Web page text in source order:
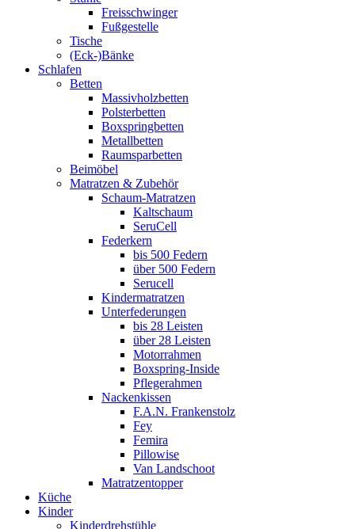
Freisschwinger
Fußgestelle
Tische
(Eck-)Bänke
Schlafen
Betten
Massivholzbetten
Polsterbetten
Boxspringbetten
Metallbetten
Raumsparbetten
Beimöbel
Matratzen & Zubehör
Schaum-Matratzen
Kaltschaum
SeruCell
Federkern
bis 500 Federn
über 500 Federn
Serucell
Kindermatratzen
Unterfederungen
bis 28 Leisten
über 28 Leisten
Motorrahmen
Boxspring-Inside
Pflegerahmen
Nackenkissen
F.A.N. Frankenstolz
Fey
Femira
Pillowise
Van Landschoot
Matratzentopper
Küche
Kinder
Kinderdrehstühle